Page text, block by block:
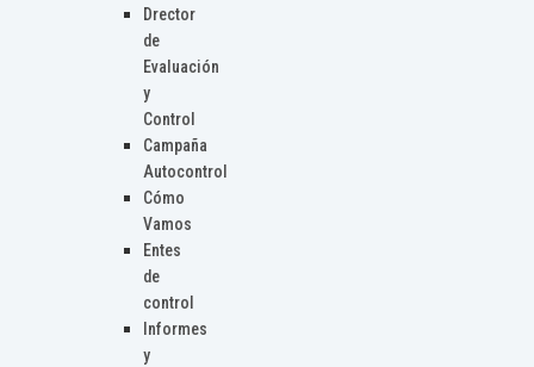
Drector
de
Evaluación
y
Control
Campaña
Autocontrol
Cómo
Vamos
Entes
de
control
Informes
y